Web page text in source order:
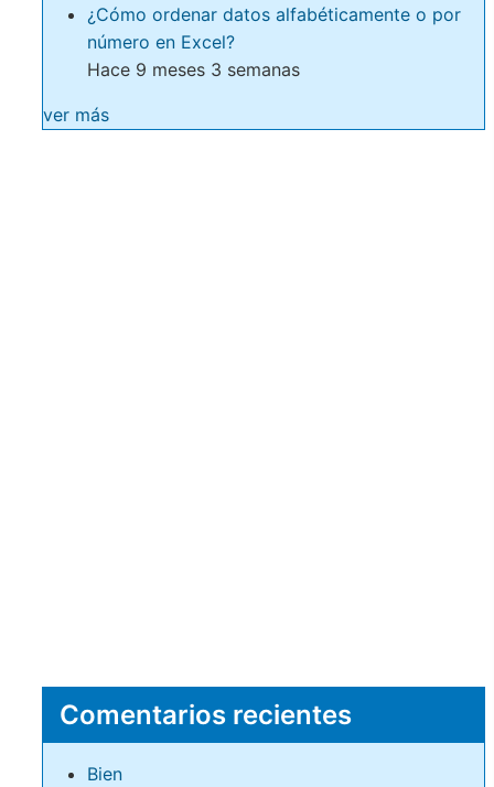
¿Cómo ordenar datos alfabéticamente o por
número en Excel?
Hace 9 meses 3 semanas
ver más
Comentarios recientes
Bien